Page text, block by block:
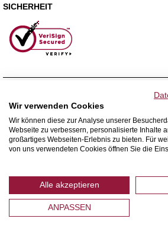
SICHERHEIT
WIR VERSENDEN MIT
Wir verwenden Cookies
Wir können diese zur Analyse unserer
Webseite zu verbessern, personalisierte Inhalte
großartiges Webseiten-Erlebnis zu bieten. Für
von uns verwendeten Cookies öffnen Sie die
Alle akzeptieren
ANPASSEN